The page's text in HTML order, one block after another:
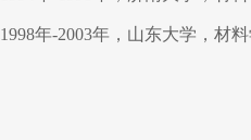
1998年-2003年，山东大学，材